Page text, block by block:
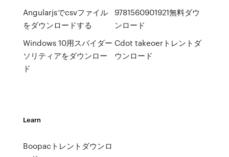
Angularjsでcsvファイル
をダウンロードする
Windows 10用スパイダー
ソリティアをダウンロー
ド
9781560901921無料ダウ
ンロード
Cdot takeoerトレントダ
ウンロード
Learn
Boopacトレントダウンロ